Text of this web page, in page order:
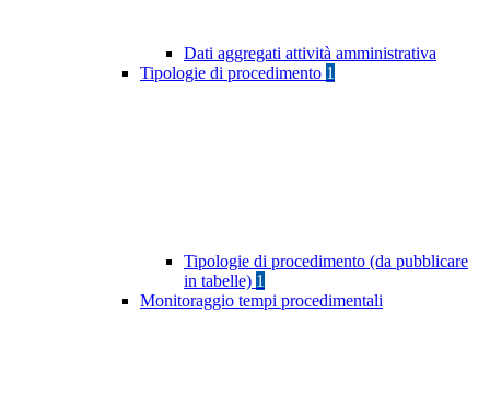
Dati aggregati attività amministrativa
Tipologie di procedimento 1
Tipologie di procedimento (da pubblicare
in tabelle) 1
Monitoraggio tempi procedimentali